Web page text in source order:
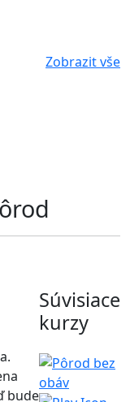
Zobrazit vše
bude
Súvisiace
kurzy